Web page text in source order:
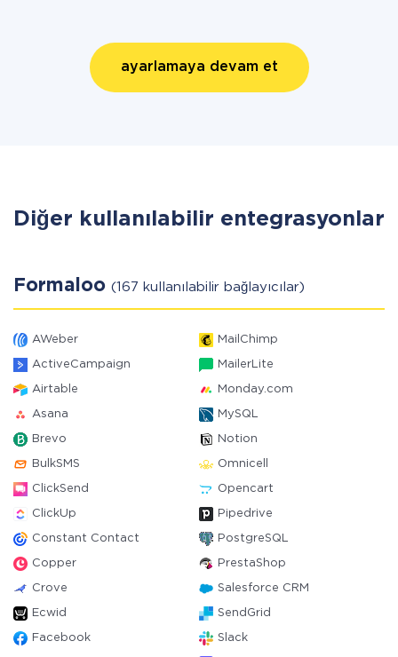
ayarlamaya devam et
Diğer kullanılabilir entegrasyonlar
Formaloo (167 kullanılabilir bağlayıcılar)
AWeber MailChimp
ActiveCampaign MailerLite
Airtable Monday.com
Asana MySQL
Brevo Notion
BulkSMS Omnicell
ClickSend Opencart
ClickUp Pipedrive
Constant Contact PostgreSQL
Copper PrestaShop
Crove Salesforce CRM
Ecwid SendGrid
Facebook Slack